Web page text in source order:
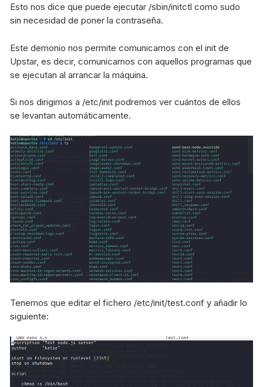
Esto nos dice que puede ejecutar /sbin/initctl como sudo
sin necesidad de poner la contraseña.
Este demonio nos permite comunicarnos con el init de
Upstar, es decir, comunicarnos con aquellos programas que
se ejecutan al arrancar la máquina.
Si nos dirigimos a /etc/init podremos ver cuántos de ellos
se levantan automáticamente.
Tenemos que editar el fichero /etc/init/test.conf y añadir lo
siguiente: